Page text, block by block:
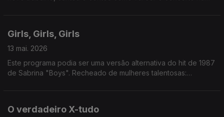
Girls, Girls, Girls
13 mai. 2026
Este programa podia ser uma versão alternativa do hit de 1987
de Sabrina "Boys". Recheado de mulheres talentosas:
O verdadeiro X-tudo